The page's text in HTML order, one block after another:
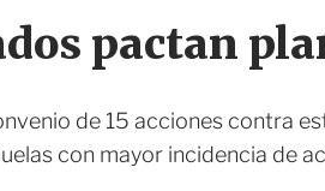
i
o
pactan
de 15 acciones contra
con mayor incidencia de